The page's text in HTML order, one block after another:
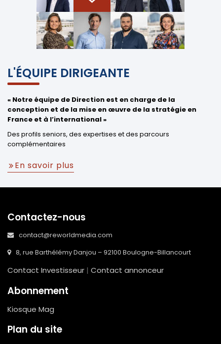
L'ÉQUIPE DIRIGEANTE
« Notre équipe de Direction est en charge de la
conception et de la mise en œuvre de la stratégie en
France et à l’international»
Des profils seniors, des expertises et des parcours
complémentaires
En savoir plus
Contactez-nous
contact@reworldmedia.com
8, rue Barthélémy Danjou – 92100 Boulogne-Billancourt
Contact Investisseur | Contact annonceur
Abonnement
Kiosque Mag
Plan du site